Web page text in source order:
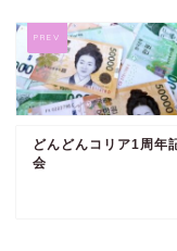
どんどんコリア1周年
会